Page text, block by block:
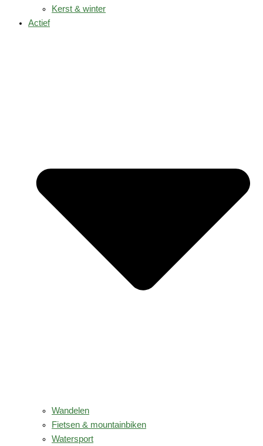
Kerst & winter
Actief
Wandelen
Fietsen & mountainbiken
Watersport